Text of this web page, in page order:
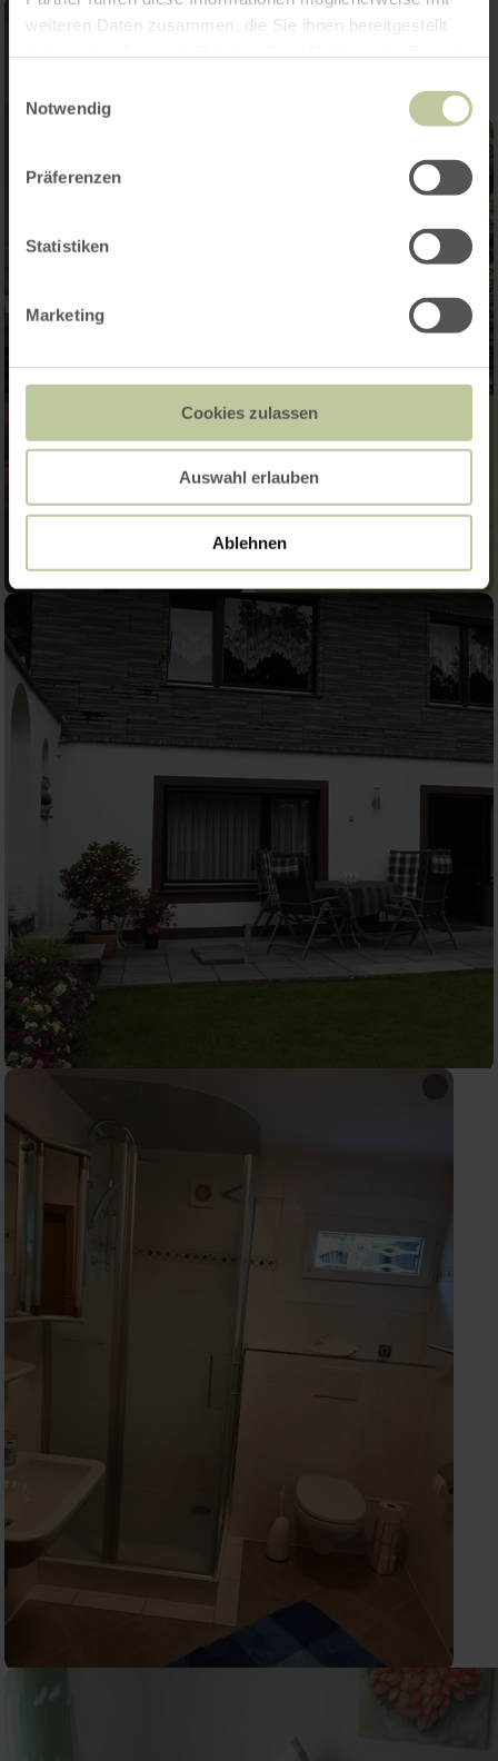
weiteren Daten zusammen, die Sie ihnen bereitgestellt
Notwendig
Präferenzen
Statistiken
Marketing
Cookies zulassen
Auswahl erlauben
Ablehnen